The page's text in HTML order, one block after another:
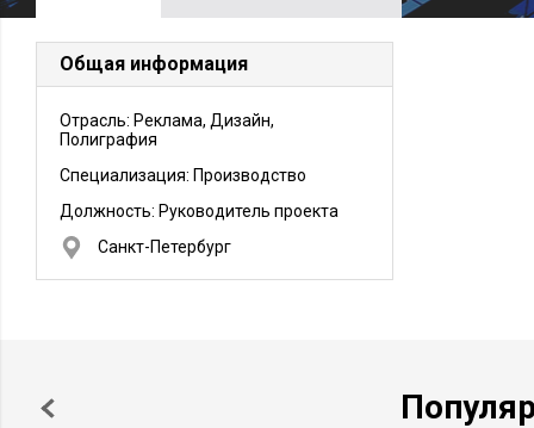
Общая информация
Отрасль: Реклама, Дизайн,
Полиграфия
Специализация: Производство
Должность: Руководитель проекта
Санкт-Петербург